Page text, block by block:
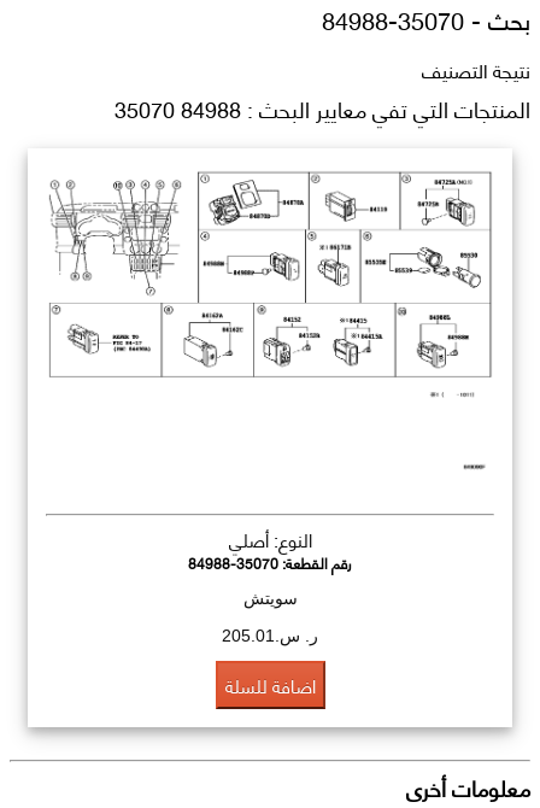
بحث -84988-35070
نتيجة التصنيف
المنتجات التي تفي معايير البحث : 84988 35070
النوع: أصلي
رقم القطعة:84988-35070
سويتش
ر. س.205.01
اضافة للسلة
معلومات أخرى